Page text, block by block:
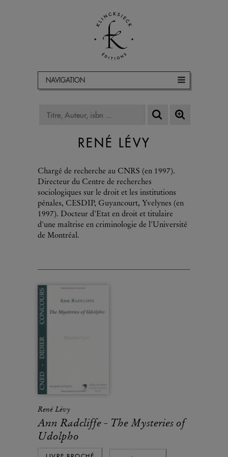
NAVIGATION
RENÉ LÉVY
Chargé de recherche au CNRS (en 1997).
Directeur du Centre de recherches
sociologiques sur le droit et les institutions
pénales, CESDIP, Guyancourt, Yvelynes (en
1997). Docteur d'Etat en droit et titulaire
d'une maîtrise en criminologie de l'Université
de Montréal.
René Lévy
Ann Radcliffe - The Mysteries of
Udolpho